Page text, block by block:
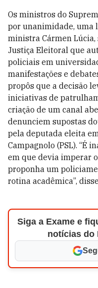
Os ministros do
por unanimidade, uma
ministra Cármen
Justiça Eleitoral que
policiais em
manifestações e
propôs que a decisão
iniciativas de
criação de um canal
denunciem supostas
pela deputada eleita
Campagnolo (PSL). “É
em que devia imperar
proponha um
rotina acadêmica”,
Siga a Exame e
notícias do